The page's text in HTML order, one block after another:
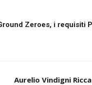
Zeroes, i requisiti
Aurelio Vindigni Ricca